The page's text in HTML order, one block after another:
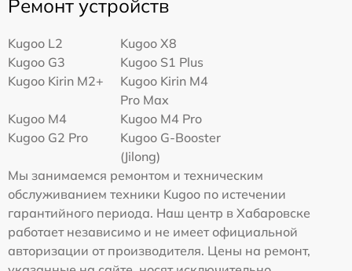
Ремонт устройств
Kugoo L2
Kugoo X8
Kugoo G3
Kugoo S1 Plus
Kugoo Kirin M2+
Kugoo Kirin M4
Pro Max
Kugoo M4
Kugoo M4 Pro
Kugoo G2 Pro
Kugoo G-Booster
(Jilong)
Мы занимаемся ремонтом и техническим
обслуживанием техники Kugoo по истечении
гарантийного периода. Наш центр в Хабаровске
работает независимо и не имеет официальной
авторизации от производителя. Цены на ремонт,